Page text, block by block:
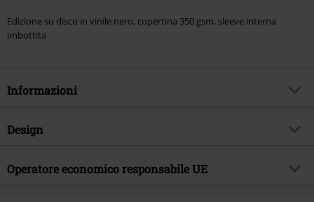
Edizione su disco in vinile nero, copertina 350 gsm, sleeve interna
imbottita
Informazioni
Codice articolo
Genere Musicale
Death Metal
Design
Tipologia prodotto
LP
Operatore economico responsabile UE